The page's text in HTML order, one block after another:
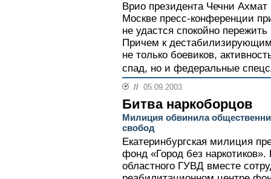
Врио президента Чечни
Москве пресс-конференции
не удастся спокойно
Причем к
не только боевиков,
спад, но и федеральные
// 05.09.2003
Битва наркоборцов
Милиция обвинила
свобод
Екатеринбургская милиция
фонд «Город без
областного ГУВД вместе